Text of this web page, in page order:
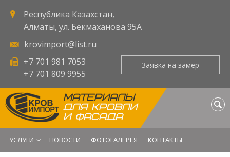
Республика Казахстан,
Алматы, ул. Бекмаханова 95А
krovimport@list.ru
+7 701 981 7053
+7 701 809 9955
Заявка на замер
МАТЕРИАЛЫ
ДЛЯ КРОВЛИ
И ФАСАДА
УСЛУГИ НОВОСТИ ФОТОГАЛЕРЕЯ КОНТАКТЫ